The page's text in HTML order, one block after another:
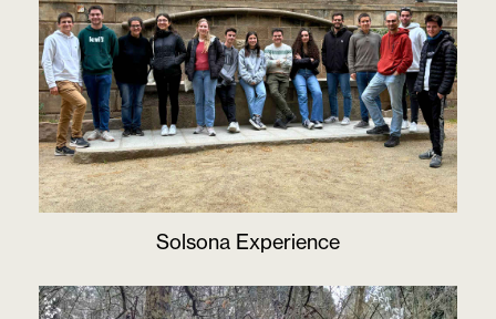
Solsona Experience